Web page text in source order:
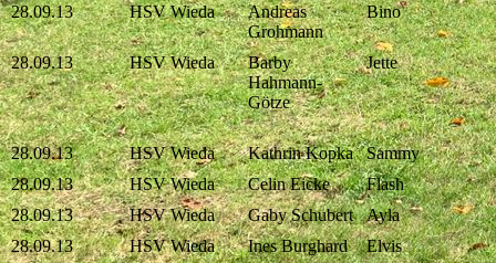
28.09.13 HSV Wieda
Andreas
Grohmann
Bino
28.09.13 HSV Wieda
Barby
Hahmann-
Götze
Jette
28.09.13 HSV Wieda Kathrin Kopka
Sammy
28.09.13
HSV Wieda Celin Eicke
Flash
28.09.13
HSV Wieda Gaby Schubert
Ayla
28.09.13
HSV Wieda Ines Burghard
Elvis